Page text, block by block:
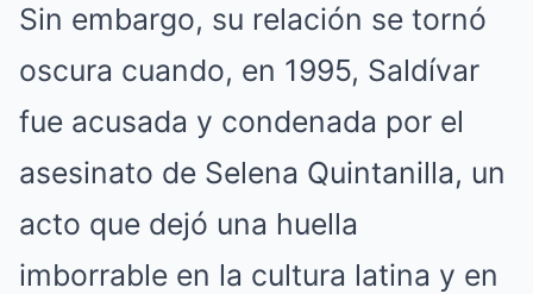
Sin embargo, su relación se tornó
oscura cuando, en 1995, Saldívar
fue acusada y condenada por el
asesinato de Selena Quintanilla, un
acto que dejó una huella
imborrable en la cultura latina y en